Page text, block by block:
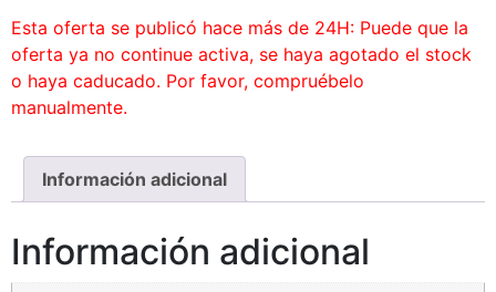
Esta oferta se publicó hace más de 24H: Puede que la
oferta ya no continue activa, se haya agotado el stock
o haya caducado. Por favor, compruébelo
manualmente.
Información adicional
Información adicional